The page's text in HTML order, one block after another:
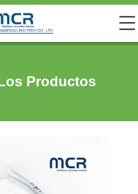
Productos